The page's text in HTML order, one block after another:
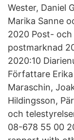
Wester, Daniel
Marika Sanne
2020 Post- och
postmarknad
2020:10
Författare
Maraschin,
Hildingsson,
och
08-678 55 00